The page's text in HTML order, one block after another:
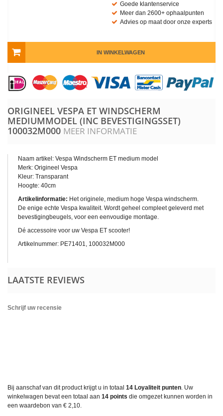
Goede klantenservice
Meer dan 2600+ ophaalpunten
Advies op maat door onze experts
IN WINKELWAGEN
ORIGINEEL VESPA ET WINDSCHERM
MEDIUMMODEL (INC BEVESTIGINGSSET)
100032M000 MEER INFORMATIE
Naam artikel: Vespa Windscherm ET medium model
Merk: Origineel Vespa
Kleur: Transparant
Hoogte: 40cm
Artikelinformatie: Het originele, medium hoge Vespa windscherm.
De enige echte Vespa kwaliteit. Wordt geheel compleet geleverd met
bevestigingbeugels, voor een eenvoudige montage.
Dé accessoire voor uw Vespa ET scooter!
Artikelnummer: PE71401, 100032M000
LAATSTE REVIEWS
Schrijf uw recensie
Bij aanschaf van dit product krijgt u in totaal 14 Loyaliteit punten. Uw
winkelwagen bevat een totaal aan 14 points die omgezet kunnen worden in
een waardebon van € 2,10.